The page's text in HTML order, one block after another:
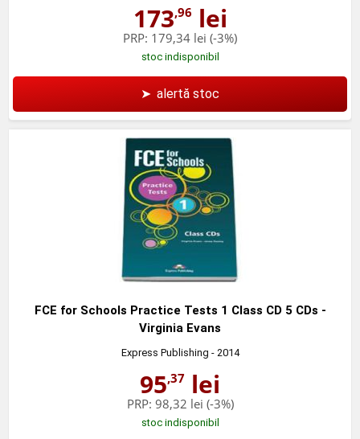
173,96 lei
PRP: 179,34 lei (-3%)
stoc indisponibil
➤ alertă stoc
FCE for Schools Practice Tests 1 Class CD 5 CDs -
Virginia Evans
Express Publishing - 2014
95,37 lei
PRP: 98,32 lei (-3%)
stoc indisponibil